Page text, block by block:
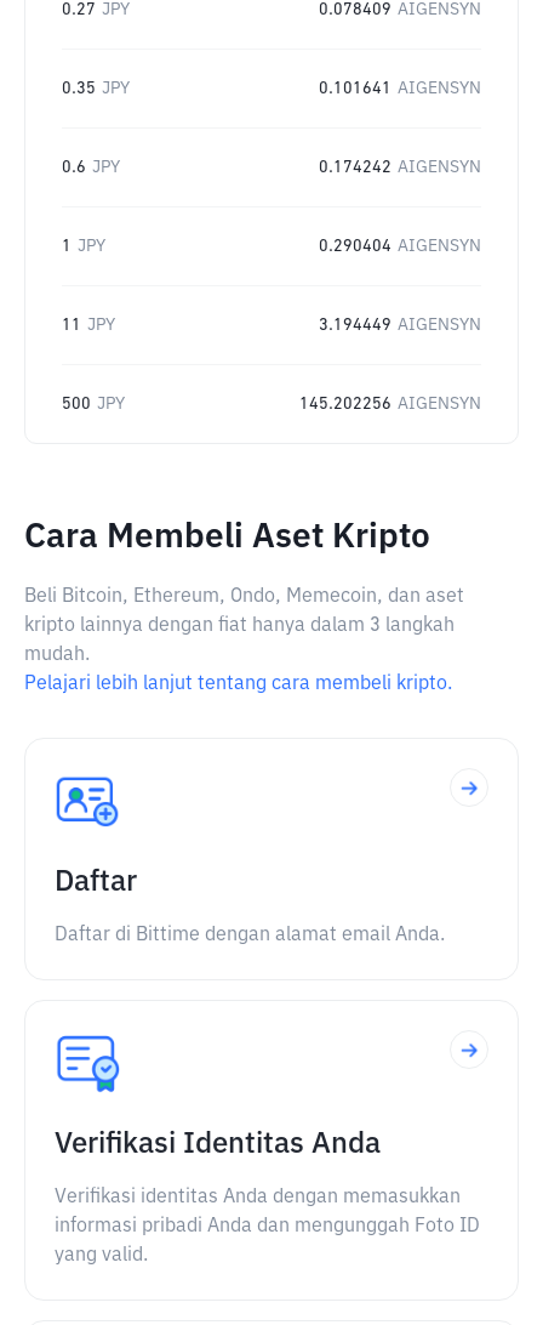
0.27 JPY 0.078409 AIGENSYN
0.35 JPY 0.101641 AIGENSYN
0.6 JPY 0.174242 AIGENSYN
1 JPY 0.290404 AIGENSYN
11 JPY 3.194449 AIGENSYN
500 JPY 145.202256 AIGENSYN
Cara Membeli Aset Kripto
Beli Bitcoin, Ethereum, Ondo, Memecoin, dan aset
kripto lainnya dengan fiat hanya dalam 3 langkah
mudah.
Pelajari lebih lanjut tentang cara membeli kripto.
Daftar
Daftar di Bittime dengan alamat email Anda.
Verifikasi Identitas Anda
Verifikasi identitas Anda dengan memasukkan
informasi pribadi Anda dan mengunggah Foto ID
yang valid.